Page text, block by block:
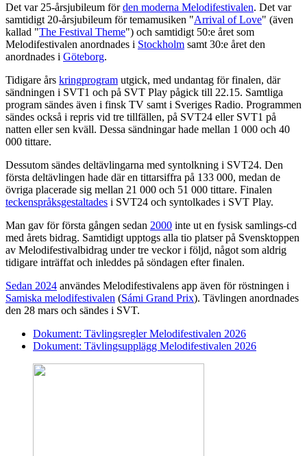
Det var 25-årsjubileum förden moderna Melodifestivalen. Det var
samtidigt 20-årsjubileum för temamusiken "Arrival of Love" (även
kallad "The Festival Theme") och samtidigt 50:e året som
Melodifestivalen anordnades i Stockholm samt 30:e året den
anordnades i Göteborg.
Tidigare års kringprogram utgick, med undantag för finalen, där
sändningen i SVT1 och på SVT Play pågick till 22.15. Samtliga
program sändes även i finsk TV samt i Sveriges Radio. Programmen
sändes också i repris vid tre tillfällen, på SVT24 eller SVT1 på
natten eller sen kväll. Dessa sändningar hade mellan 1 000 och 40
000 tittare.
Dessutom sändes deltävlingarna med syntolkning i SVT24. Den
första deltävlingen hade där en tittarsiffra på 133 000, medan de
övriga placerade sig mellan 21 000 och 51 000 tittare. Finalen
teckenspråksgestaltades i SVT24 och syntolkades i SVT Play.
Man gav för första gången sedan 2000 inte ut en fysisk samlings-cd
med årets bidrag. Samtidigt upptogs alla tio platser på Svensktoppen
av Melodifestivalbidrag under tre veckor i följd, något som aldrig
tidigare inträffat och inleddes på söndagen efter finalen.
Sedan 2024 användes Melodifestivalens app även för röstningen i
Samiska melodifestivalen (Sámi Grand Prix). Tävlingen anordnades
den 28 mars och sändes i SVT.
Dokument: Tävlingsregler Melodifestivalen 2026
Dokument: Tävlingsupplägg Melodifestivalen 2026